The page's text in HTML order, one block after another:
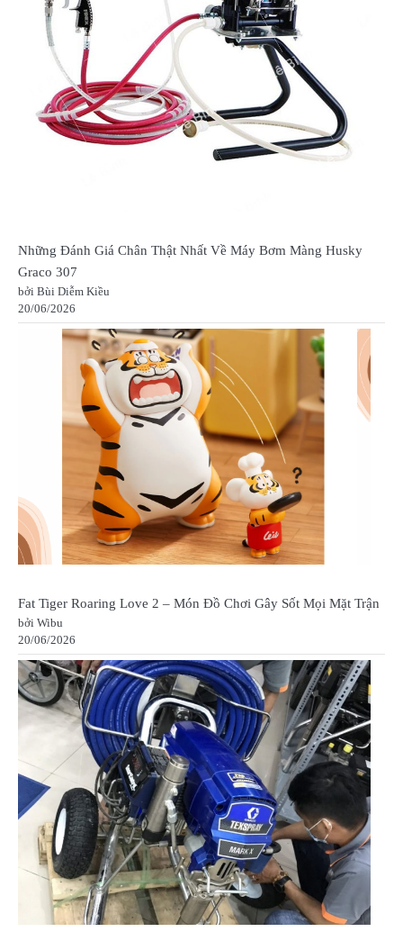
Những Đánh Giá Chân Thật Nhất Về Máy Bơm Màng Husky
Graco 307
bởi Bùi Diễm Kiều
20/06/2026
Fat Tiger Roaring Love 2 – Món Đồ Chơi Gây Sốt Mọi Mặt Trận
bởi Wibu
20/06/2026